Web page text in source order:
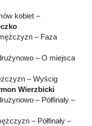
kobiet –
– Faza
– O miejsca
– Wyścig
Wierzbicki
– Półfinały –
– Półfinały –